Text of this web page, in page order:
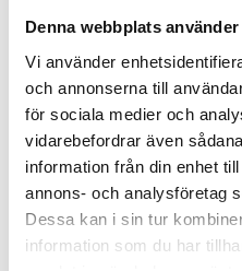
Denna webbplats
Vi använder
och annonserna till
för sociala medier och
vidarebefordrar även
information från din enhet
annons- och analysföretag
Dessa kan i sin tur
information som du har
Harjaa läpi tai hiero käsillä
Ainesosat
Butane, Isobutane, Alcohol
Starch, Anthemis Nobilis Flower
Isopropyl Myristate, Cetrimonium
Acid, Parfum, Coumarin.
Tuotenumero